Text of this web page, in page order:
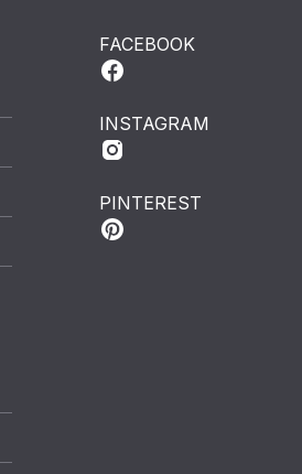
FACEBOOK
INSTAGRAM
PINTEREST